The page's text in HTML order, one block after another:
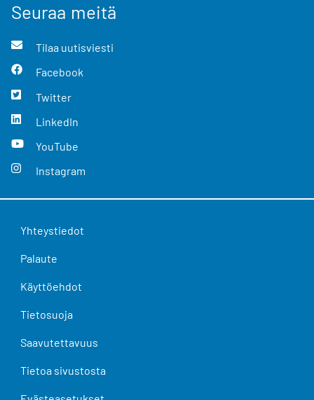
Seuraa meitä
Tilaa uutisviesti
Facebook
Twitter
LinkedIn
YouTube
Instagram
Yhteystiedot
Palaute
Käyttöehdot
Tietosuoja
Saavutettavuus
Tietoa sivustosta